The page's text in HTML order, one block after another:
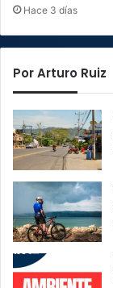
Hace 3 días
Por Arturo Ruiz